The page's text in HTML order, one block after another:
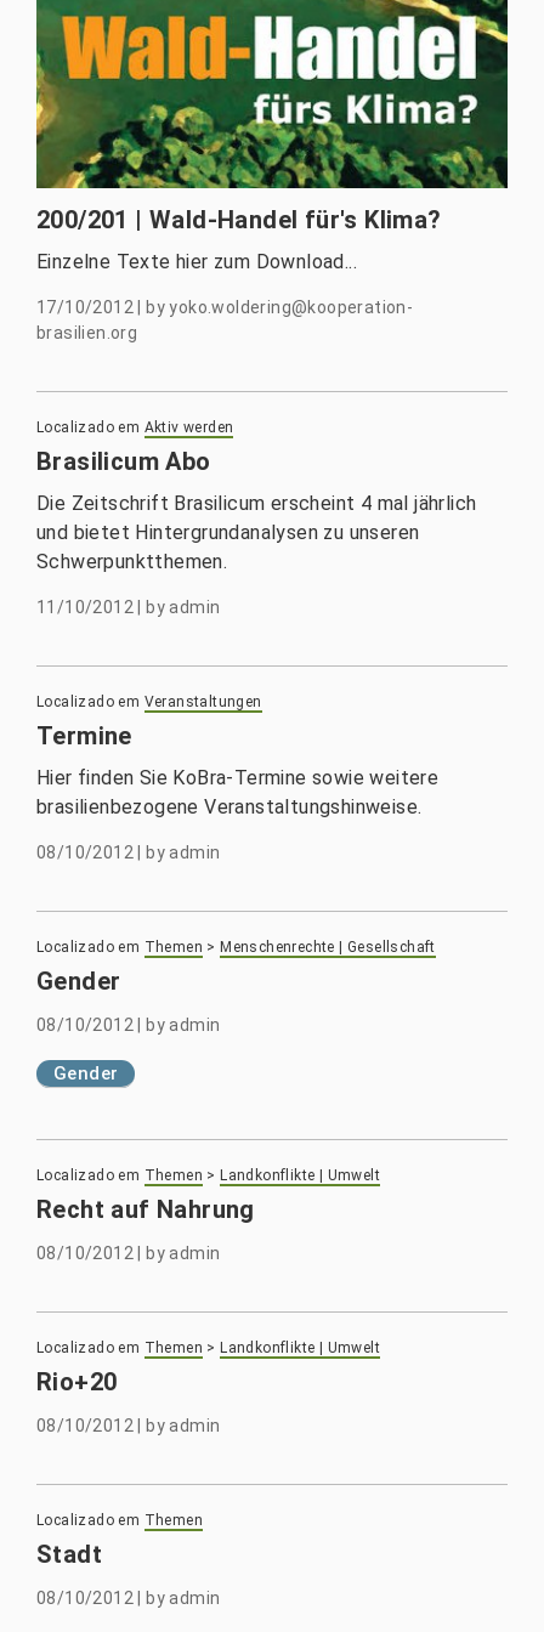
200/201 | Wald-Handel für's Klima?
Einzelne Texte hier zum Download...
17/10/2012 byyoko.woldering@kooperation-
brasilien.org
Localizado em Aktiv werden
Brasilicum Abo
Die Zeitschrift Brasilicum erscheint 4 mal jährlich
und bietet Hintergrundanalysen zu unseren
Schwerpunktthemen.
11/10/2012 byadmin
Localizado em Veranstaltungen
Termine
Hier finden Sie KoBra-Termine sowie weitere
brasilienbezogene Veranstaltungshinweise.
08/10/2012 byadmin
Localizado em Themen > Menschenrechte | Gesellschaft
Gender
08/10/2012 byadmin
Gender
Localizado em Themen > Landkonflikte | Umwelt
Recht auf Nahrung
08/10/2012 byadmin
Localizado em Themen > Landkonflikte | Umwelt
Rio+20
08/10/2012 byadmin
Localizado em Themen
Stadt
08/10/2012 byadmin